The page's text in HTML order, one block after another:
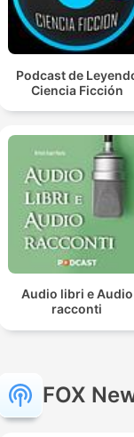
Podcast de
Ciencia Ficción
Audio libri e Audio
racconti
FOX